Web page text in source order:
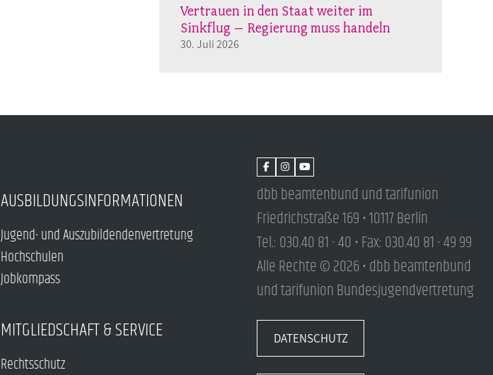
Vertrauen in den Staat weiter im
Sinkflug – Regierung muss handeln
30. Juli 2026
AUSBILDUNGSINFORMATIONEN
Jugend- und Auszubildendenvertretung
Hochschulen
Jobkompass
MITGLIEDSCHAFT & SERVICE
Rechtsschutz
dbb beamtenbund und tarifunion
Friedrichstraße 169 • 10117 Berlin
Tel.: 030.40 81 - 40 • Fax: 030.40 81 - 49 99
Alle Rechte © 2026 • dbb beamtenbund
und tarifunion Bundesjugendvertretung
DATENSCHUTZ